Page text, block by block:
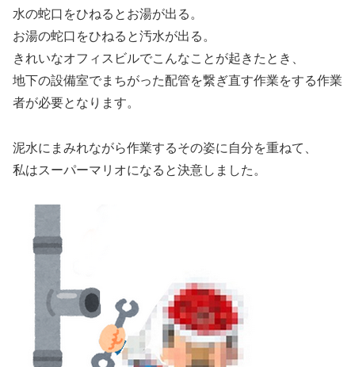
水の蛇口をひねるとお湯が出る。
お湯の蛇口をひねると汚水が出る。
きれいなオフィスビルでこんなことが起きたとき、
地下の設備室でまちがった配管を繋ぎ直す作業をする作業
者が必要となります。
泥水にまみれながら作業するその姿に自分を重ねて、
私はスーパーマリオになると決意しました。